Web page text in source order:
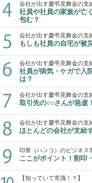
会社が出す慶弔見舞金の
社員や社員の家族が亡
包む？
会社が出す慶弔見舞金の
もしも社員の自宅が被
会社が出す慶弔見舞金の
社員が病気・ケガで入
は？
会社が出す慶弔見舞金の
取引先の○○さんが急逝
会社が出す慶弔見舞金の
ほとんどの会社が支給
印章（ハンコ）のビジネ
ここがポイント！割印
【知っていて常識！？】